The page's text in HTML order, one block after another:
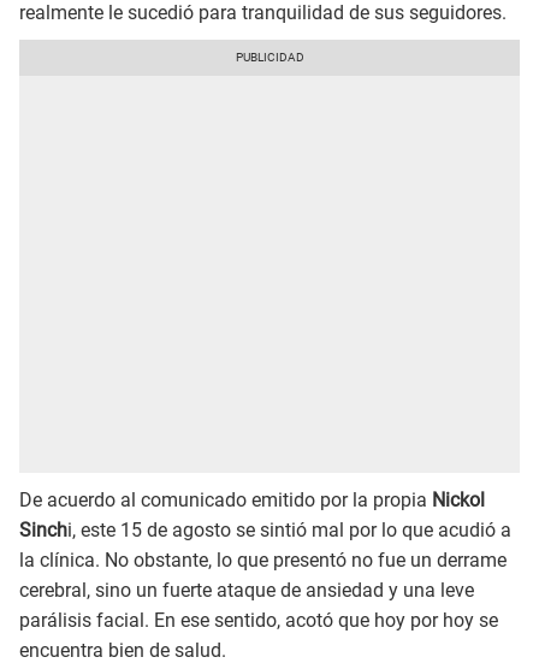
realmente le sucedió para tranquilidad de sus seguidores.
De acuerdo al comunicado emitido por la propia Nickol
Sinchi, este 15 de agosto se sintió mal por lo que acudió a
la clínica. No obstante, lo que presentó no fue un derrame
cerebral, sino un fuerte ataque de ansiedad y una leve
parálisis facial. En ese sentido, acotó que hoy por hoy se
encuentra bien de salud.